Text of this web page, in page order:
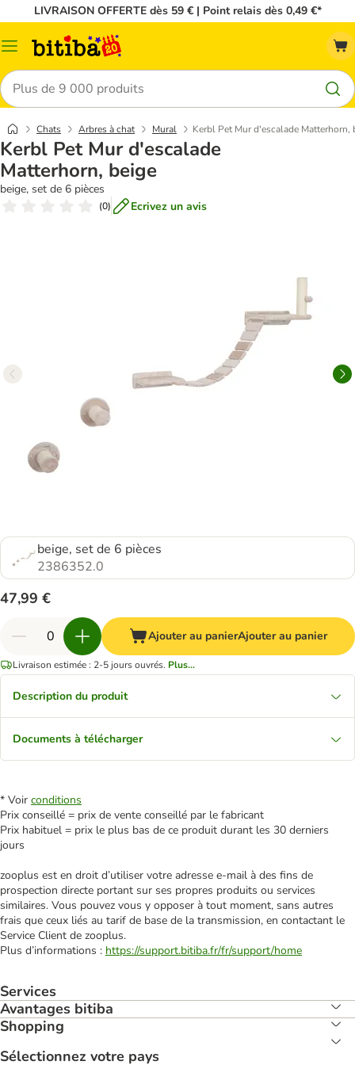
LIVRAISON OFFERTE dès 59 € | Point relais dès 0,49 €*
Menu
Rechercher
Chats Arbres à chat Mural Kerbl Pet Mur d'escalade Matterhorn,
Kerbl Pet Mur d'escalade
Matterhorn, beige
beige, set de 6 pièces
(0) Ecrivez un avis
beige, set de 6 pièces
2386352.0
47,99 €
Ajouter au panierAjouter au panier
Livraison estimée : 2-5 jours ouvrés. Plus...
Description du produit
Documents à télécharger
* Voir conditions
Prix conseillé = prix de vente conseillé par le fabricant
Prix habituel = prix le plus bas de ce produit durant les 30 derniers
jours
zooplus est en droit d’utiliser votre adresse e‑mail à des fins de
prospection directe portant sur ses propres produits ou services
similaires. Vous pouvez vous y opposer à tout moment, sans autres
frais que ceux liés au tarif de base de la transmission, en contactant le
Service Client de zooplus.
Plus d’informations : https://support.bitiba.fr/fr/support/home
Services
Avantages bitiba
Shopping
Sélectionnez votre pays